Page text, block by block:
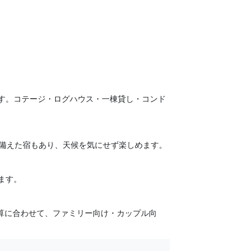
コテージ・ログハウス・一棟貸し・コンド
た宿もあり、天候を気にせず楽しめます。
。
合わせて、ファミリー向け・カップル向